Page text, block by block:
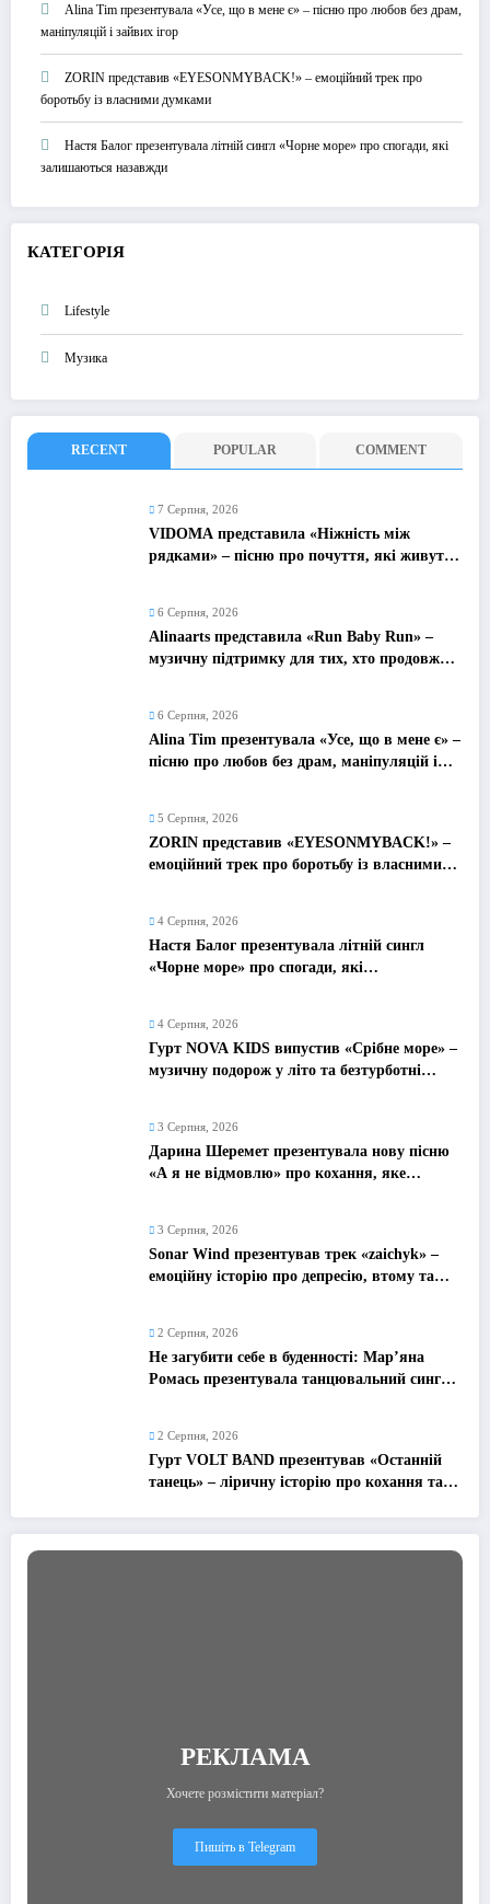
Alina Tim презентувала «Усе, що в мене є» – пісню про любов без драм,
маніпуляцій і зайвих ігор
ZORIN представив «EYESONMYBACK!» – емоційний трек про
боротьбу із власними думками
Настя Балог презентувала літній сингл «Чорне море» про спогади, які
залишаються назавжди
КАТЕГОРІЯ
Lifestyle
Музика
RECENT POPULAR COMMENT
7 Серпня, 2026
VIDOMA представила «Ніжність між
рядками» – пісню про почуття, які живуть
6 Серпня, 2026
Alinaarts представила «Run Baby Run» –
музичну підтримку для тих, хто продовжує
6 Серпня, 2026
Alina Tim презентувала «Усе, що в мене є» –
пісню про любов без драм, маніпуляцій і
5 Серпня, 2026
ZORIN представив «EYESONMYBACK!» –
емоційний трек про боротьбу із власними
4 Серпня, 2026
Настя Балог презентувала літній сингл
«Чорне море» про спогади, які
4 Серпня, 2026
Гурт NOVA KIDS випустив «Срібне море» –
музичну подорож у літо та безтурботні
3 Серпня, 2026
Дарина Шеремет презентувала нову пісню
«А я не відмовлю» про кохання, яке
3 Серпня, 2026
Sonar Wind презентував трек «zaichyk» –
емоційну історію про депресію, втому та
2 Серпня, 2026
Не загубити себе в буденності: Мар’яна
Ромась презентувала танцювальний сингл
2 Серпня, 2026
Гурт VOLT BAND презентував «Останній
танець» – ліричну історію про кохання та
РЕКЛАМА
Хочете розмістити матеріал?
Пишіть в Telegram